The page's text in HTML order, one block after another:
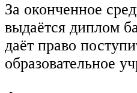
За оконченное
выдаётся диплом
даёт право
образовательное